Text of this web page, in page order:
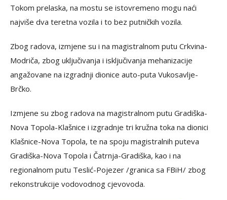
Tokom prelaska, na mostu se istovremeno mogu naći
najviše dva teretna vozila i to bez putničkih vozila.
Zbog radova, izmjene su i na magistralnom putu Crkvina-
Modriča, zbog uključivanja i isključivanja mehanizacije
angažovane na izgradnji dionice auto-puta Vukosavlje-
Brčko.
Izmjene su zbog radova na magistralnom putu Gradiška-
Nova Topola-Klašnice i izgradnje tri kružna toka na dionici
Klašnice-Nova Topola, te na spoju magistralnih puteva
Gradiška-Nova Topola i Čatrnja-Gradiška, kao i na
regionalnom putu Teslić-Pojezer /granica sa FBiH/ zbog
rekonstrukcije vodovodnog cjevovoda.